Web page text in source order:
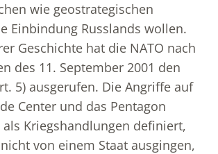
wie geostrategischen
Einbindung Russlands wollen.
Geschichte hat die NATO nach
des 11. September 2001 den
5) ausgerufen. Die Angriffe auf
Center und das Pentagon
Kriegshandlungen definiert,
von einem Staat ausgingen,